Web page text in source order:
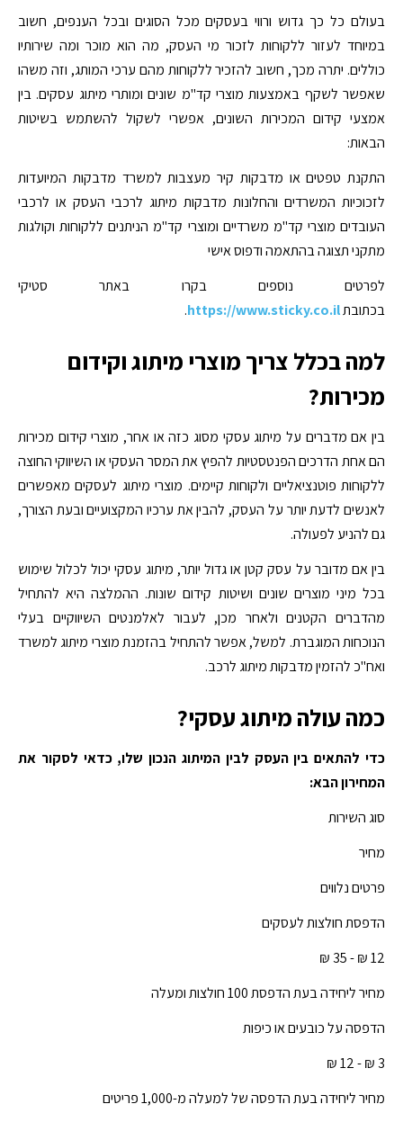
בעולם כל כך גדוש ורווי בעסקים מכל הסוגים ובכל הענפים, חשוב
במיוחד לעזור ללקוחות לזכור מי העסק, מה הוא מוכר ומה שירותיו
כוללים. יתרה מכך, חשוב להזכיר ללקוחות מהם ערכי המותג, וזה משהו
שאפשר לשקף באמצעות מוצרי קד"מ שונים ומותרי מיתוג עסקים. בין
אמצעי קידום המכירות השונים, אפשרי לשקול להשתמש בשיטות
הבאות:
התקנת טפטים או מדבקות קיר מעצבות למשרד מדבקות המיועדות
לזכוכיות המשרדים והחלונות מדבקות מיתוג לרכבי העסק או לרכבי
העובדים מוצרי קד"מ משרדיים ומוצרי קד"מ הניתנים ללקוחות וקולגות
מתקני תצוגה בהתאמה ודפוס אישי
לפרטים נוספים בקרו באתר סטיקי
בכתובתhttps://www.sticky.co.il
.
למה בכלל צריך מוצרי מיתוג וקידום
מכירות?
בין אם מדברים על מיתוג עסקי מסוג כזה או אחר, מוצרי קידום מכירות
הם אחת הדרכים הפנטסטיות להפיץ את המסר העסקי או השיווקי החוצה
ללקוחות פוטנציאליים ולקוחות קיימים. מוצרי מיתוג לעסקים מאפשרים
לאנשים לדעת יותר על העסק, להבין את ערכיו המקצועיים ובעת הצורך,
גם להניע לפעולה.
בין אם מדובר על עסק קטן או גדול יותר, מיתוג עסקי יכול לכלול שימוש
בכל מיני מוצרים שונים ושיטות קידום שונות. ההמלצה היא להתחיל
מהדברים הקטנים ולאחר מכן, לעבור לאלמנטים השיווקיים בעלי
הנוכחות המוגברת. למשל, אפשר להתחיל בהזמנת מוצרי מיתוג למשרד
ואח"כ להזמין מדבקות מיתוג לרכב.
כמה עולה מיתוג עסקי?
כדי להתאים בין העסק לבין המיתוג הנכון שלו, כדאי לסקור את
המחירון הבא:
סוג השירות
מחיר
פרטים נלווים
הדפסת חולצות לעסקים
12 ₪ - 35 ₪
מחיר ליחידה בעת הדפסת 100 חולצות ומעלה
הדפסה על כובעים או כיפות
3 ₪ - 12 ₪
מחיר ליחידה בעת הדפסה של למעלה מ-1,000 פריטים